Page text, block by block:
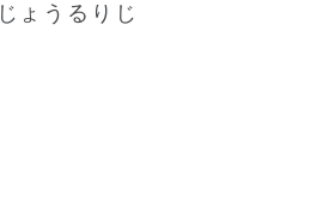
じょうるりじ